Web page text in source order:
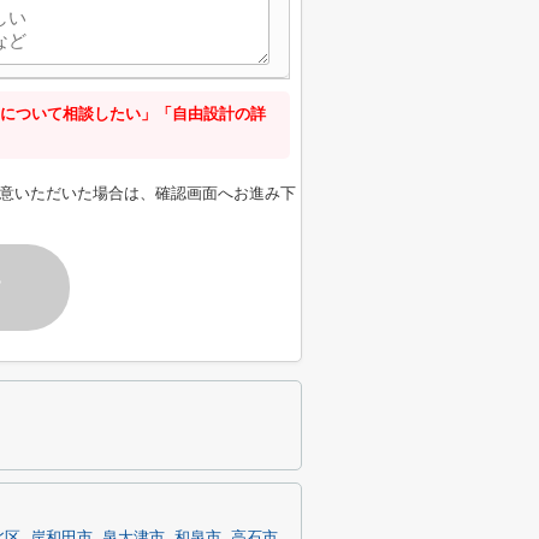
ついて相談したい」「自由設計の詳
いただいた場合は、確認画面へお進み下